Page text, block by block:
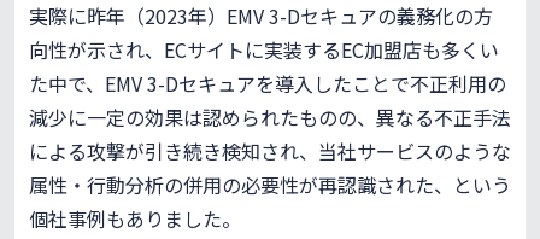
実際に昨年（2023年）EMV 3-Dセキュアの義務化の方
向性が示され、ECサイトに実装するEC加盟店も多くい
た中で、EMV 3-Dセキュアを導入したことで不正利用の
減少に一定の効果は認められたものの、異なる不正手法
による攻撃が引き続き検知され、当社サービスのような
属性・行動分析の併用の必要性が再認識された、という
個社事例もありました。